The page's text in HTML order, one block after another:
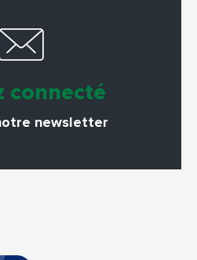
connecté
newsletter